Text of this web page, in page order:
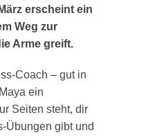
erscheint ein
Weg zur
Arme greift.
Coach – gut in
ein
Seiten steht, dir
Übungen gibt und